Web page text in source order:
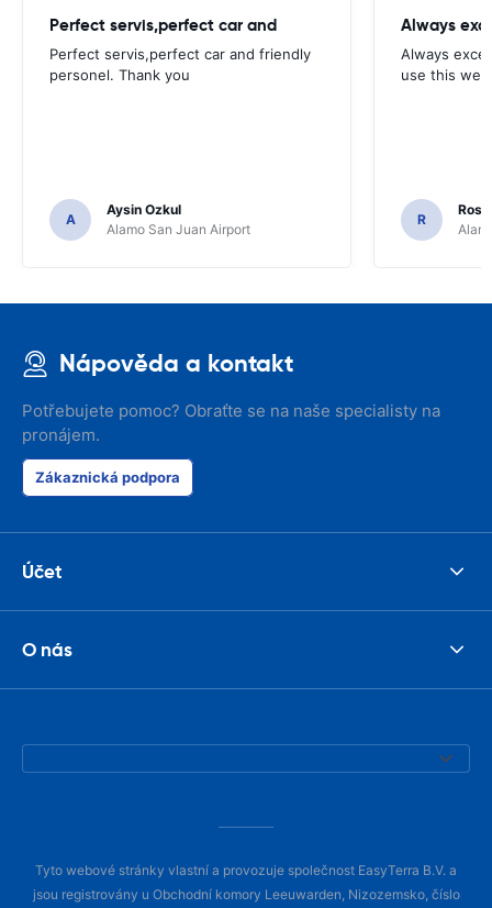
Perfect servis,perfect car and
Perfect servis,perfect car and friendly
personel. Thank you
A
Aysin Ozkul
Alamo San Juan Airport
Always
Always
use this
R
Nápověda a kontakt
Potřebujete pomoc? Obraťte se na naše specialisty na
pronájem.
Zákaznická podpora
Účet
O nás
Tyto webové stránky vlastní a provozuje společnost EasyTerra B.V. a
jsou registrovány u Obchodní komory Leeuwarden, Nizozemsko, číslo